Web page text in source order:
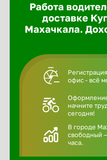
Работа
доставке
Махачкала.
офис - всё
начните
сегодня!
В городе
свободный
часа.